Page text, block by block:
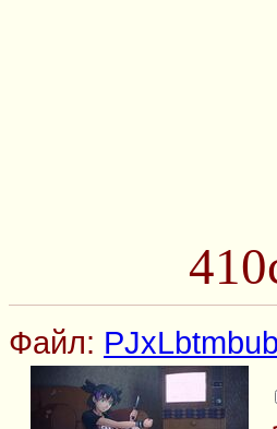
Файл: